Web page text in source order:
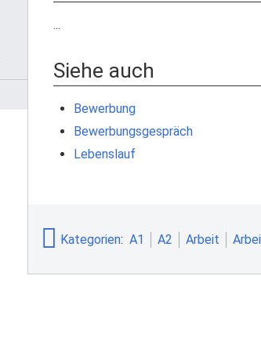
...
Siehe auch
Bewerbung
Bewerbungsgespräch
Lebenslauf
Kategorien: A1 A2 Arbeit